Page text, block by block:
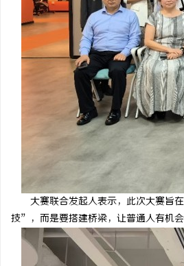
大赛联合发起人表示，此次大赛旨
技”，而是要搭建桥梁，让普通人有机会
净 AC 国际医疗实验室，标准化研发体系